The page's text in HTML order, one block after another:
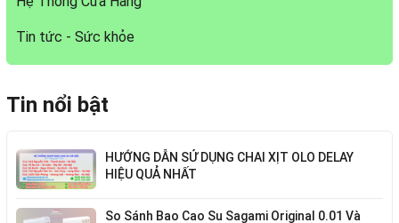
Tin tức - Sức khỏe
Tin nổi bật
HƯỚNG DẪN SỬ DỤNG CHAI XỊT OLO DELAY
HIỆU QUẢ NHẤT
So Sánh Bao Cao Su Sagami Original 0.01 Và